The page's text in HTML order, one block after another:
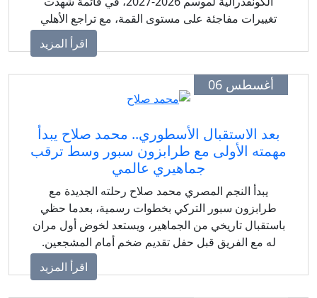
تغييرات مفاجئة على مستوى القمة، مع تراجع الأهلي
اقرأ المزيد
أغسطس 06
بعد الاستقبال الأسطوري.. محمد صلاح يبدأ
الأولى مع طرابزون سبور وسط ترقب
جماهيري عالمي
يبدأ النجم المصري محمد صلاح رحلته الجديدة مع
طرابزون سبور التركي بخطوات رسمية، بعدما حظي
تاريخي من الجماهير، ويستعد لخوض أول مران
له مع الفريق قبل حفل تقديم ضخم أمام المشجعين.
اقرأ المزيد